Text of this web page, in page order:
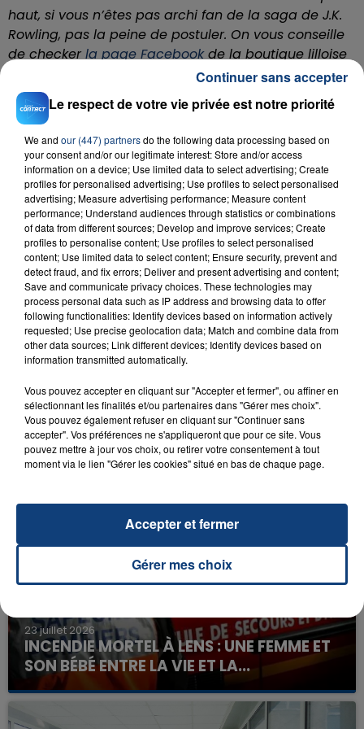
haut, si vous n’êtes pas archi fan de la saga de J.K.
Rowling, pas la peine de postuler. On vous conseille
de checker la page Facebook de la boutique lilloise
pour être tenus au jus du lancement du recrutement.
Plus d'infos surVozer.fr
Juste Un Peu
JUNGELI & EMMA
RADIO CONTACT
FIL D'ACTU
23 juillet 2026
INCENDIE MORTEL À LENS : UNE FEMME ET
SON BÉBÉ ENTRE LA VIE ET LA...
Un homme s'est immolé par le feu après avoir
aspergé sa compagne et leur bébé de trois mois
Le respect de votre vie privée est notre priorité
We and our (447) partnersdo the following data processing based on
your consent and/or our legitimate interest: Store and/or access
information on a device; Use limited data to select advertising; Create
profiles for personalised advertising; Use profiles to select personalised
advertising; Measure advertising performance; Measure content
performance; Understand audiences through statistics or combinations
of data from different sources; Develop and improve services; Create
profiles to personalise content; Use profiles to select personalised
content; Use limited data to select content; Ensure security, prevent and
detect fraud, and fix errors; Deliver and present advertising and content;
Save and communicate privacy choices. These technologies may
process personal data such as IP address and browsing data to offer
following functionalities: Identify devices based on information actively
requested; Use precise geolocation data; Match and combine data from
other data sources; Link different devices; Identify devices based on
information transmitted automatically.
Vous pouvez accepter en cliquant sur "Accepter et fermer", ou affiner en
sélectionnant les finalités et/ou partenaires dans "Gérer mes choix".
Vous pouvez également refuser en cliquant sur "Continuer sans
accepter". Vos préférences ne s'appliqueront que pour ce site. Vous
pouvez mettre à jour vos choix, ou retirer votre consentement à tout
moment via le lien "Gérer les cookies" situé en bas de chaque page.
Gérer mes choix
Accepter et fermer
Continuer sans accepter